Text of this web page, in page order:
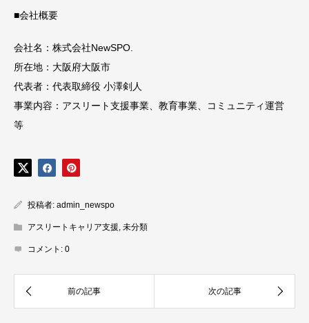
■会社概要
会社名：株式会社NewSPO.
所在地：大阪府大阪市
代表者：代表取締役 小澤剣人
事業内容：アスリート支援事業、教育事業、コミュニティ運営
等
投稿者: admin_newspo
アスリートキャリア支援 未分類
コメント: 0